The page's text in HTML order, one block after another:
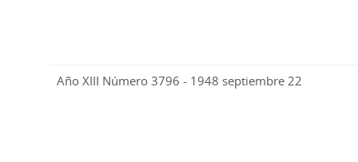
Año XIII Número 3796 - 1948 septiembre 22